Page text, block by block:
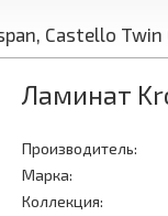
Castello
Ламинат
Производитель:
Марка:
Коллекция: